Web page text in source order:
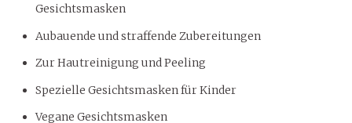
Gesichtsmasken
Aubauende und straffende Zubereitungen
Zur Hautreinigung und Peeling
Spezielle Gesichtsmasken für Kinder
Vegane Gesichtsmasken